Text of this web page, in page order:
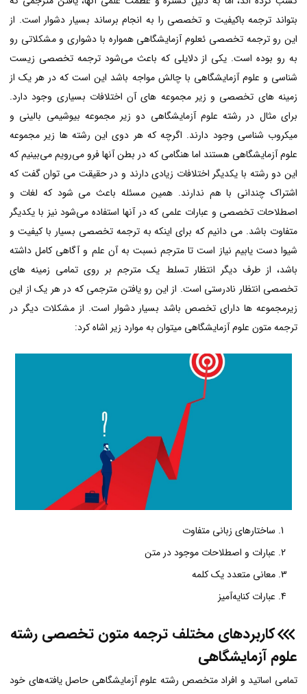
بتواند ترجمه باکیفیت و تخصصی را به انجام برساند بسیار دشوار است. از
این رو ترجمه تخصصی ئعلوم آزمایشگاهی همواره با دشواری و مشکلاتی رو
به رو بوده است. یکی از دلایلی که باعث می‌شود ترجمه تخصصی زیست
شناسی و علوم آزمایشگاهی با چالش مواجه باشد این است که در هر یک از
زمینه های تخصصی و زیر مجموعه های آن اختلافات بسیاری وجود دارد.
برای مثال در رشته علوم آزمایشگاهی دو زیر مجموعه بیوشیمی بالینی و
میکروب شناسی وجود دارند. اگرچه که هر دوی این رشته ها زیر مجموعه
علوم آزمایشگاهی هستند اما هنگامی که در بطن آنها فرو می‌رویم می‌بینیم که
این دو رشته با یکدیگر اختلافات زیادی دارند و در حقیقت می توان گفت که
اشتراک چندانی با هم ندارند. همین مسئله باعث می شود که لغات و
اصطلاحات تخصصی و عبارات علمی که در آنها استفاده می‌شود نیز با یکدیگر
متفاوت باشد. می دانیم که برای اینکه به ترجمه تخصصی بسیار با کیفیت و
شیوا دست یابیم نیاز است تا مترجم نسبت به آن علم و آگاهی کامل داشته
باشد، از طرف دیگر انتظار تسلط یک مترجم بر روی تمامی زمینه های
تخصصی انتظار نادرستی است. از این رو یافتن مترجمی که در هر یک از این
زیرمجموعه ها دارای تخصص باشد بسیار دشوار است. از مشکلات دیگر در
ترجمه متون علوم آزمایشگاهی میتوان به موارد زیر اشاه کرد:
ساختارهای زبانی متفاوت
عبارات و اصطلاحات موجود در متن
معانی متعدد یک کلمه
عبارات کنایه‌آمیز
کاربردهای مختلف ترجمه متون تخصصی رشته
علوم آزمایشگاهی
تمامی اساتید و افراد متخصص رشته علوم آزمایشگاهی حاصل یافته‌های خود